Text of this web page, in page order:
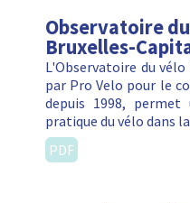
Observatoire
Bruxelles-
L'Observatoire du
par Pro Velo pour le
depuis 1998,
pratique du vélo dans
PDF